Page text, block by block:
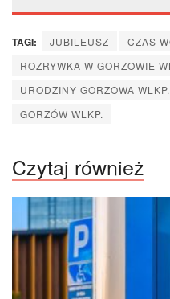
TAGI: JUBILEUSZ CZAS
ROZRYWKA W GORZOWIE
URODZINY GORZOWA WLKP.
GORZÓW WLKP.
Czytaj również